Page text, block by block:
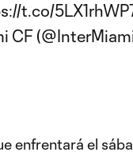
t.co/
CF
enfrentará el